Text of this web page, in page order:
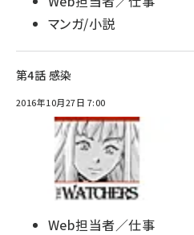
マンガ/小説
第4話 感染
2016年10月27日 7:00
Web担当者／仕事